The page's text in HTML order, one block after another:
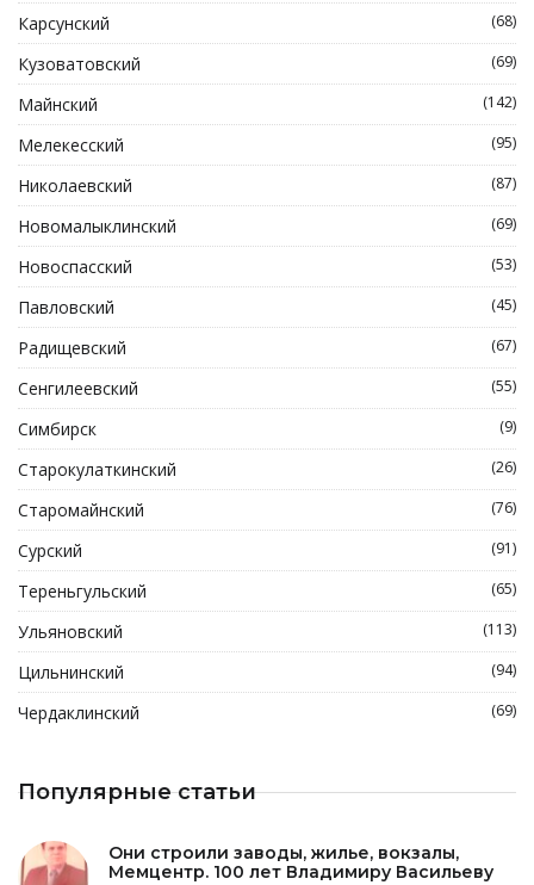
Карсунский (68)
Кузоватовский (69)
Майнский (142)
Мелекесский (95)
Николаевский (87)
Новомалыклинский (69)
Новоспасский (53)
Павловский (45)
Радищевский (67)
Сенгилеевский (55)
Симбирск (9)
Старокулаткинский (26)
Старомайнский (76)
Сурский (91)
Тереньгульский (65)
Ульяновский (113)
Цильнинский (94)
Чердаклинский (69)
Популярные статьи
Они строили заводы, жилье, вокзалы,
Мемцентр. 100 лет Владимиру Васильеву